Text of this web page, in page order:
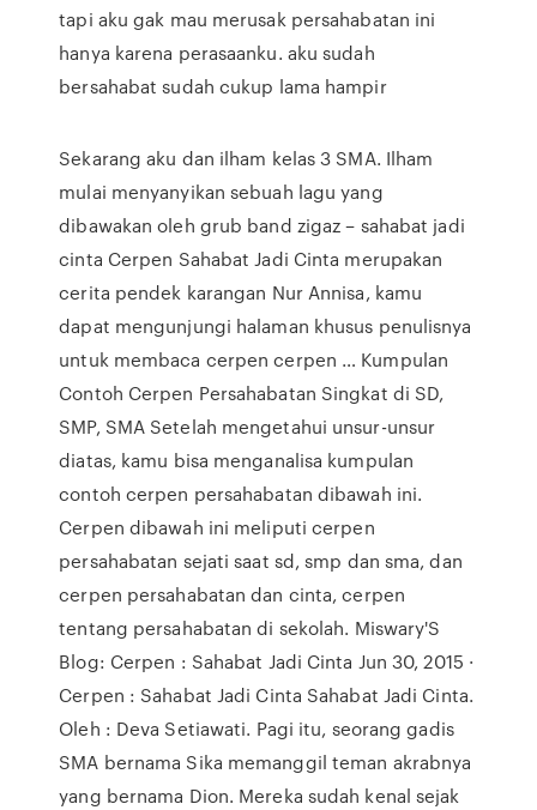
tapi aku gak mau merusak persahabatan ini
hanya karena perasaanku. aku sudah
bersahabat sudah cukup lama hampir
Sekarang aku dan ilham kelas 3 SMA. Ilham
mulai menyanyikan sebuah lagu yang
dibawakan oleh grub band zigaz – sahabat jadi
cinta Cerpen Sahabat Jadi Cinta merupakan
cerita pendek karangan Nur Annisa, kamu
dapat mengunjungi halaman khusus penulisnya
untuk membaca cerpen cerpen … Kumpulan
Contoh Cerpen Persahabatan Singkat di SD,
SMP, SMA Setelah mengetahui unsur-unsur
diatas, kamu bisa menganalisa kumpulan
contoh cerpen persahabatan dibawah ini.
Cerpen dibawah ini meliputi cerpen
persahabatan sejati saat sd, smp dan sma, dan
cerpen persahabatan dan cinta, cerpen
tentang persahabatan di sekolah. Miswary'S
Blog: Cerpen : Sahabat Jadi Cinta Jun 30, 2015 ·
Cerpen : Sahabat Jadi Cinta Sahabat Jadi Cinta.
Oleh : Deva Setiawati. Pagi itu, seorang gadis
SMA bernama Sika memanggil teman akrabnya
yang bernama Dion. Mereka sudah kenal sejak